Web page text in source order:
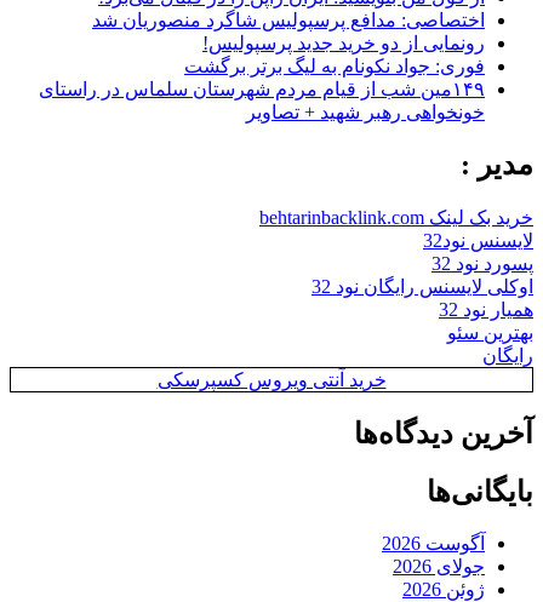
اختصاصی: مدافع پرسپولیس شاگرد منصوریان شد
رونمایی از دو خرید جدید پرسپولیس!
فوری: جواد نکونام به لیگ برتر برگشت
۱۴۹مین شب از قیام مردم شهرستان سلماس در راستای
خونخواهی رهبر شهید + تصاویر
مدیر :
خرید بک لینک behtarinbacklink.com
لایسنس نود32
پسورد نود 32
اوکلی لایسنس رایگان نود 32
همیار نود 32
بهترین سئو
رایگان
خرید آنتی ویروس کسپرسکی
آخرین دیدگاه‌ها
بایگانی‌ها
آگوست 2026
جولای 2026
ژوئن 2026